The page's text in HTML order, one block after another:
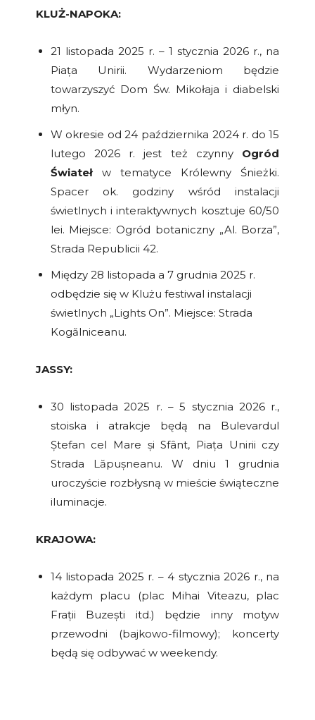
KLUŻ-NAPOKA:
21 listopada 2025 r. – 1 stycznia 2026 r., na
Piața Unirii. Wydarzeniom będzie
towarzyszyć Dom Św. Mikołaja i diabelski
młyn.
W okresie od 24 października 2024 r. do 15
lutego 2026 r. jest też czynny Ogród
Światełw tematyce Królewny Śnieżki.
Spacer ok. godziny wśród instalacji
świetlnych i interaktywnych kosztuje 60/50
lei. Miejsce: Ogród botaniczny „Al. Borza”,
Strada Republicii 42.
Między 28 listopada a 7 grudnia 2025 r.
odbędzie się w Klużu festiwal instalacji
świetlnych „Lights On”. Miejsce: Strada
Kogălniceanu.
JASSY:
30 listopada 2025 r. – 5 stycznia 2026 r.,
stoiska i atrakcje będą na Bulevardul
Ștefan cel Mare și Sfânt, Piața Unirii czy
Strada Lăpușneanu. W dniu 1 grudnia
uroczyście rozbłysną w mieście świąteczne
iluminacje.
KRAJOWA:
14 listopada 2025 r. – 4 stycznia 2026 r., na
każdym placu (plac Mihai Viteazu, plac
Frații Buzești itd.) będzie inny motyw
przewodni (bajkowo-filmowy); koncerty
będą się odbywać w weekendy.